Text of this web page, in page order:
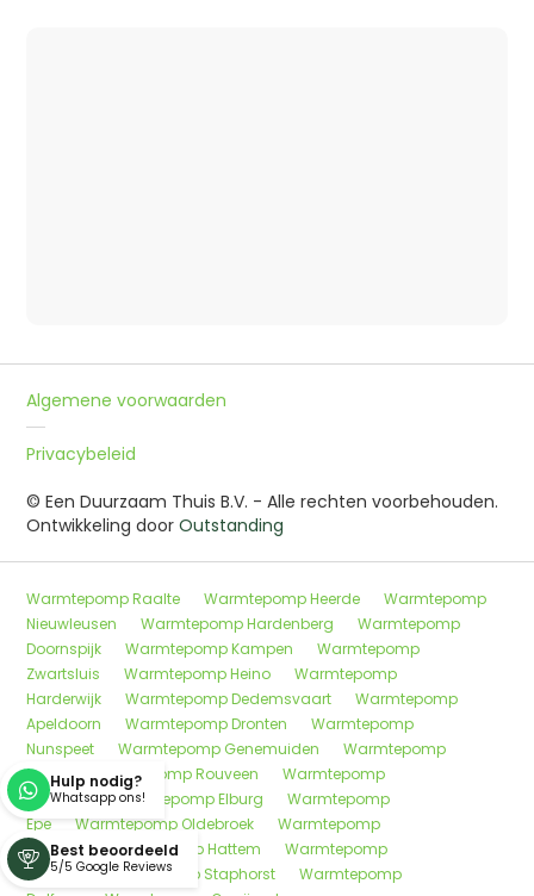
 Hulp nodig?
Whatsapp ons!
 Best beoordeeld
5/5 Google Reviews
Algemene voorwaarden
Privacybeleid
© Een Duurzaam Thuis B.V. - Alle rechten voorbehouden.
Ontwikkeling doorOutstanding
Warmtepomp Raalte Warmtepomp Heerde
Warmtepomp
Nieuwleusen
Warmtepomp Hardenberg
Warmtepomp
Doornspijk
Warmtepomp Kampen
Warmtepomp
Zwartsluis
Warmtepomp Heino
Warmtepomp
Harderwijk
Warmtepomp Dedemsvaart
Warmtepomp
Apeldoorn
Warmtepomp Dronten
Warmtepomp
Nunspeet
Warmtepomp Genemuiden
Warmtepomp
Wijhe
Warmtepomp Rouveen
Warmtepomp
Deventer
Warmtepomp Elburg
Warmtepomp
Epe
Warmtepomp Oldebroek
Warmtepomp
Meppel
Warmtepomp Hattem
Warmtepomp
Wezep
Warmtepomp Staphorst
Warmtepomp